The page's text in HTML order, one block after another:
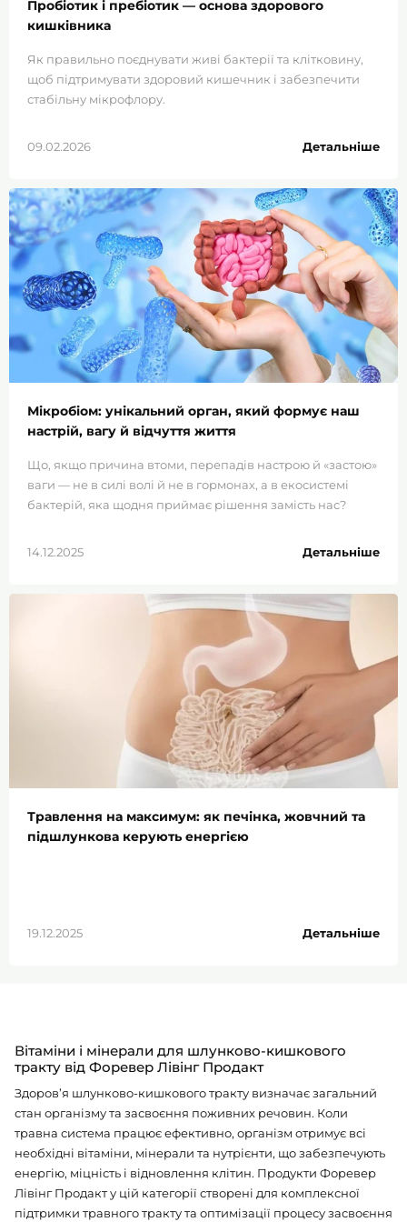
Пробіотик і пребіотик — основа здорового
кишківника
Як правильно поєднувати живі бактерії та клітковину,
щоб підтримувати здоровий кишечник і забезпечити
стабільну мікрофлору.
09.02.2026 Детальніше
Мікробіом: унікальний орган, який формує наш
настрій, вагу й відчуття життя
Що, якщо причина втоми, перепадів настрою й «застою»
ваги — не в силі волі й не в гормонах, а в екосистемі
бактерій, яка щодня приймає рішення замість нас?
тілом, яка впливає на енергію, апетит і внутрішній стан.
ясність мислення і легкість, інші — підживлюють
запалення та втому. Коли баланс порушується, тіло
починає говорити через набряки, тягу до солодкого і
нестабільний настрій. Навіть ідеальне харчування не
працює, якщо слизова кишечника виснажена. Саме
вона визначає, чи приживеться корисна флора і чи
засвояться поживні речовини. Мікробіом тісно
пов’язаний з нервовою системою і впливає на відчуття
тривоги та спокою. Зміни у його складі здатні
відбиватися на вазі й метаболізмі. Розуміння цих
боротьбу, а як налаштування. І саме з цього
налаштування починаються стабільні зміни.
14.12.2025 Детальніше
Травлення на максимум: як печінка, жовчний та
підшлункова керують енергією
19.12.2025 Детальніше
Вітаміни і мінерали для шлунково-кишкового
тракту від Форевер Лівінг Продакт
Здоров’я шлунково-кишкового тракту визначає загальний
стан організму та засвоєння поживних речовин. Коли
травна система працює ефективно, організм отримує всі
необхідні вітаміни, мінерали та нутрієнти, що забезпечують
енергію, міцність і відновлення клітин. Продукти Форевер
Лівінг Продакт у цій категорії створені для комплексної
підтримки травного тракту та оптимізації процесу засвоєння